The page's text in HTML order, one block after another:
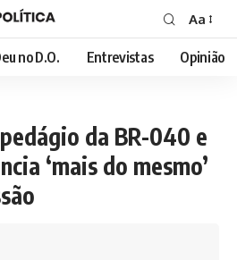
Font
Resizer
Aa
no D.O. Entrevistas Opinião
da BR-040 e
‘mais do mesmo’